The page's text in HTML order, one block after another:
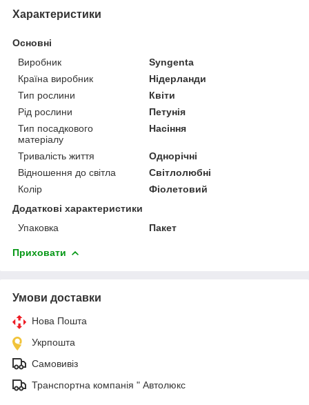
Характеристики
Основні
Виробник
Syngenta
Країна виробник
Нідерланди
Тип рослини
Квіти
Рід рослини
Петунія
Тип посадкового
матеріалу
Насіння
Тривалість життя
Однорічні
Відношення до світла
Світлолюбні
Колір
Фіолетовий
Додаткові характеристики
Упаковка
Пакет
Приховати
Умови доставки
Нова Пошта
Укрпошта
Самовивіз
Транспортна компанія " Автолюкс